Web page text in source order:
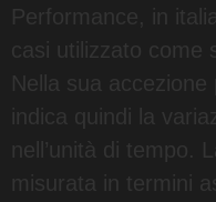
Performance, in
casi utilizzato come
Nella sua
indica quindi la
nell’unità di tempo.
misurata in termini